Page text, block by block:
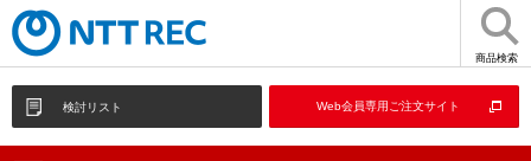
商品検索
検討リスト Web会員専用ご注文サイト